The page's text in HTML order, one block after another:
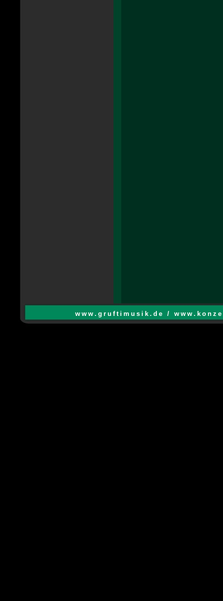
www.gruftimusik.de /